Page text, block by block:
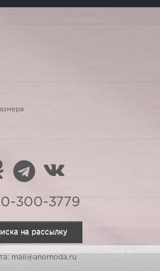
300-3779
на рассылку
mail@anomoda.ru